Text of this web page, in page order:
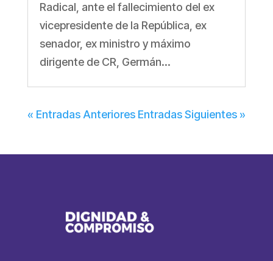
Radical, ante el fallecimiento del ex
vicepresidente de la República, ex
senador, ex ministro y máximo
dirigente de CR, Germán...
« Entradas Anteriores Entradas Siguientes »